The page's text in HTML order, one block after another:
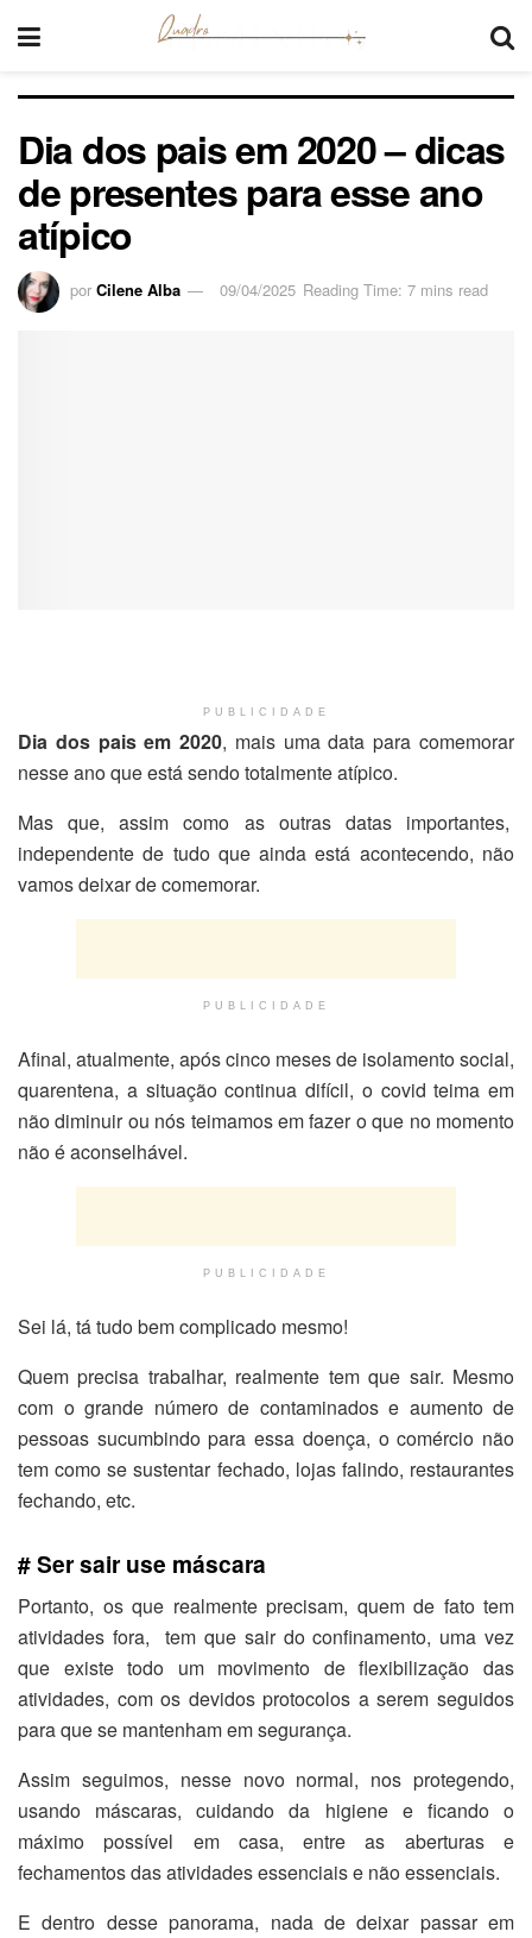
Dia dos pais em 2020 – dicas
de presentes para esse ano
atípico
por Cilene Alba 09/04/2025 Reading Time: 7 mins read
PUBLICIDADE
Dia dos pais em 2020, mais uma data para comemorar
nesse ano que está sendo totalmente atípico.
Mas que, assim como as outras datas importantes,
independente de tudo que ainda está acontecendo, não
vamos deixar de comemorar.
PUBLICIDADE
Afinal, atualmente, após cinco meses de isolamento social,
quarentena, a situação continua difícil, o covid teima em
não diminuir ou nós teimamos em fazer o que no momento
não é aconselhável.
PUBLICIDADE
Sei lá, tá tudo bem complicado mesmo!
Quem precisa trabalhar, realmente tem que sair. Mesmo
com o grande número de contaminados e aumento de
pessoas sucumbindo para essa doença, o comércio não
tem como se sustentar fechado, lojas falindo, restaurantes
fechando, etc.
# Ser sair use máscara
Portanto, os que realmente precisam, quem de fato tem
atividades fora, tem que sair do confinamento, uma vez
que existe todo um movimento de flexibilização das
atividades, com os devidos protocolos a serem seguidos
para que se mantenham em segurança.
Assim seguimos, nesse novo normal, nos protegendo,
usando máscaras, cuidando da higiene e ficando o
máximo possível em casa, entre as aberturas e
fechamentos das atividades essenciais e não essenciais.
E dentro desse panorama, nada de deixar passar em